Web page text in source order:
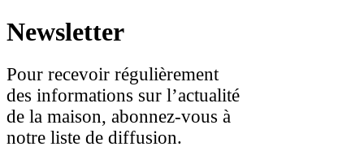
Newsletter
Pour recevoir régulièrement
des informations sur l’actualité
de la maison, abonnez-vous à
notre liste de diffusion.